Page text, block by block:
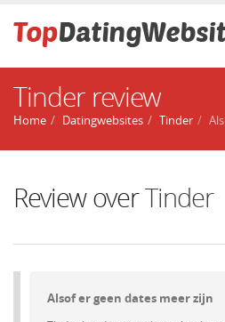
Tinder review
Home Datingwebsites Tinder
Review overTinder
Alsof er geen dates meer zijn